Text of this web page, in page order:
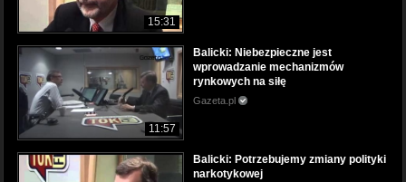
15:31
11:57
Balicki: Niebezpieczne jest
wprowadzanie mechanizmów
rynkowych na siłę
Gazeta.pl
Balicki: Potrzebujemy zmiany polityki
narkotykowej